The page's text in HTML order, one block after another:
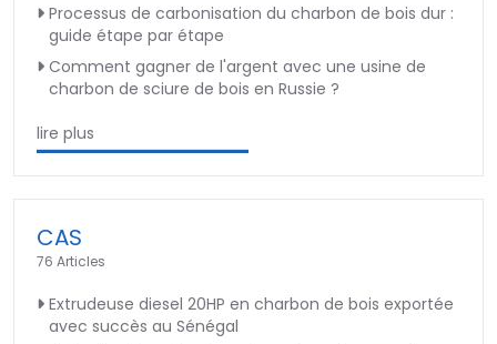
Processus de carbonisation du charbon de bois dur :
guide étape par étape
Comment gagner de l'argent avec une usine de
charbon de sciure de bois en Russie ?
lire plus
CAS
76 Articles
Extrudeuse diesel 20HP en charbon de bois exportée
avec succès au Sénégal